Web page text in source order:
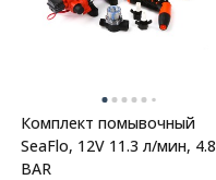
Комплект помывочный
SeaFlo, 12V 11.3 л/мин, 4.8
BAR